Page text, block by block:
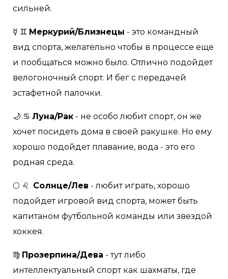
сильней.
☿ ♊ Меркурий/Близнецы - это командный
вид спорта, желательно чтобы в процессе еще
и пообщаться можно было. Отлично подойдет
велогоночный спорт. И бег с передачей
эстафетной палочки.
🌙 ♋ Луна/Рак - не особо любит спорт, он же
хочет посидеть дома в своей ракушке. Но ему
хорошо подойдет плавание, вода - это его
родная среда.
🌕 ♌ Солнце/Лев - любит играть, хорошо
подойдет игровой вид спорта, может быть
капитаном футбольной команды или звездой
хоккея.
♍ Прозерпина/Дева - тут либо
интеллектуальный спорт как шахматы, где